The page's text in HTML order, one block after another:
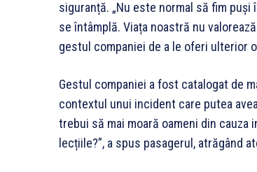
siguranță. „Nu este normal să fim
se întâmplă. Viața noastră nu
gestul companiei de a le oferi ulterior
Gestul companiei a fost catalogat de
contextul unui incident care putea
trebui să mai moară oameni din cauza
lecțiile?”, a spus pasagerul, atrăgând